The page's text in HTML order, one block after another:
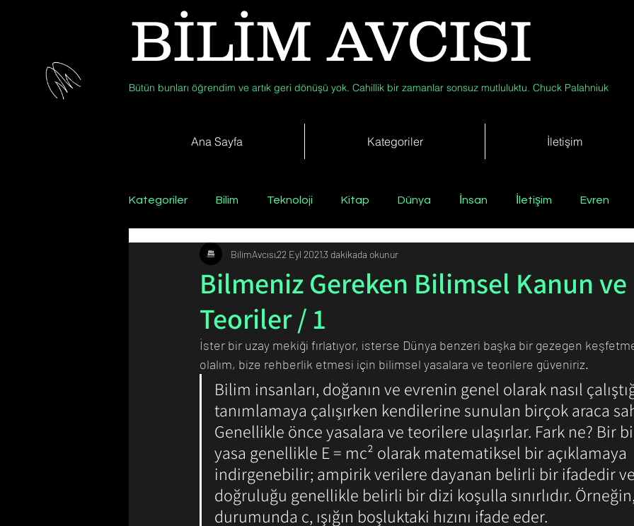
BİLİM AVCISI
Bütün bunları öğrendim ve artık geri dönüşü yok. Cahillik bir zamanlar sonsuz mutluluktu. Chuck Palahniuk
Ana Sayfa Kategoriler İletişim
Kategoriler Bilim Teknoloji Kitap Dünya İnsan İletişim Evren
Psikoloji / Sosyoloji / Felsefe Tıp Arkeoloji
Günün Fotoğrafı
Bilim Tarihinde Bugün Günün Bilim İnsanı Matematik Tıp İnsan
Bilmeniz Gereken Bilimsel Kanun ve
Teoriler / 1
BilimAvcısı22 Eyl 20213 dakikada okunur
İster bir uzay mekiği fırlatıyor, isterse Dünya benzeri başka bir gezegen
olalım, bize rehberlik etmesi için bilimsel yasalara ve teorilere güveniriz.
Bilim insanları, doğanın ve evrenin genel olarak nasıl
tanımlamaya çalışırken kendilerine sunulan birçok araca
Genellikle önce yasalara ve teorilere ulaşırlar. Fark ne? Bir
yasa genellikle E = mc² olarak matematiksel bir açıklamaya
indirgenebilir; ampirik verilere dayanan belirli bir ifadedir ve
doğruluğu genellikle belirli bir dizi koşulla sınırlıdır.
durumunda c, ışığın boşluktaki hızını ifade eder.